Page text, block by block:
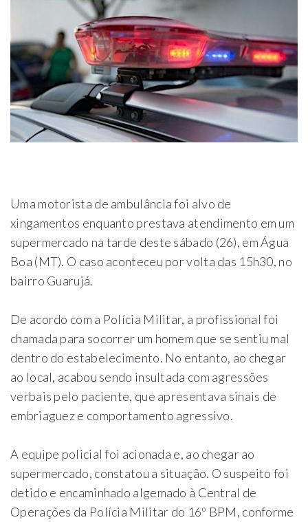
Uma motorista de ambulância foi alvo de
xingamentos enquanto prestava atendimento em um
supermercado na tarde deste sábado (26), em Água
Boa (MT). O caso aconteceu por volta das 15h30, no
bairro Guarujá.
De acordo com a Polícia Militar, a profissional foi
chamada para socorrer um homem que se sentiu mal
dentro do estabelecimento. No entanto, ao chegar
ao local, acabou sendo insultada com agressões
verbais pelo paciente, que apresentava sinais de
embriaguez e comportamento agressivo.
A equipe policial foi acionada e, ao chegar ao
supermercado, constatou a situação. O suspeito foi
detido e encaminhado algemado à Central de
Operações da Polícia Militar do 16º BPM, conforme